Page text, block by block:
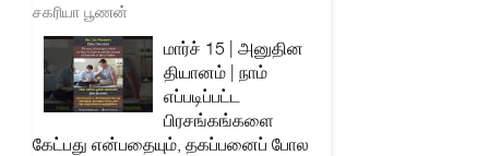
சகரியா பூணன்
மார்ச் 15 | அனுதின
தியானம் | நாம்
எப்படிப்பட்ட
பிரசங்கங்களை
கேட்பது என்பதையும், தகப்பனைப் போல